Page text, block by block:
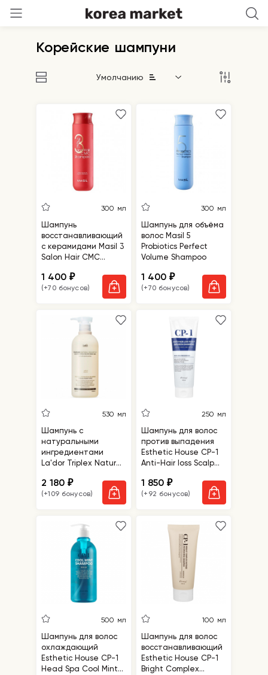
Корейские шампуни
Умолчанию
300 мл
Шампунь
восстанавливающий
с керамидами Masil 3
Salon Hair CMC
1 400₽
(+70 бонусов)
300 мл
Шампунь для объёма
волос Masil 5
Probiotics Perfect
Volume Shampoo
1 400₽
(+70 бонусов)
530 мл
Шампунь с
натуральными
ингредиентами
La'dor Triplex Natural
2 180₽
(+109 бонусов)
250 мл
Шампунь для волос
против выпадения
Esthetic House CP-1
Anti-Hair loss Scalp
1 850₽
(+92 бонусов)
500 мл
Шампунь для волос
охлаждающий
Esthetic House CP-1
Head Spa Cool Mint
100 мл
Шампунь для волос
восстанавливающий
Esthetic House CP-1
Bright Complex